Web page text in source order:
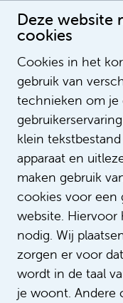
Deze website
cookies
Cookies in het
gebruik van
technieken om je
klein
apparaat en
maken gebruik
cookies voor een
website.
nodig. Wij
zorgen er voor
wordt in de taal
je woont. Andere
IC Neonatologie
Publication date: 27-
LegendSorting
ListOrderValue
LegendNotification
LegendContent
SubTitle
ImageUrl
VideoID
AspectRatio
LinkTitle
LinkUrl